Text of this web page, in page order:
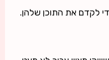
לקדם את התוכן שלהן.